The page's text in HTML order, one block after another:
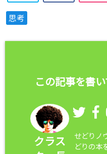
思考
この記事を書
クラス
せどりノ
どりの本